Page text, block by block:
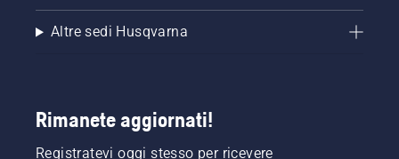
dirigenti
a trovare
Altre sedi Husqvarna
Rimanete aggiornati!
Registratevi oggi stesso per ricevere